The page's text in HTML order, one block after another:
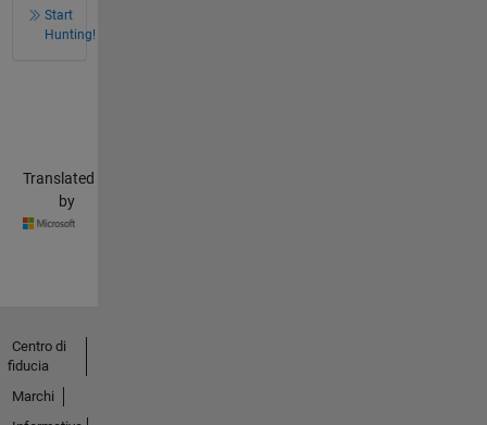
Start
Hunting!
Translated
by
Centro di
fiducia
Marchi